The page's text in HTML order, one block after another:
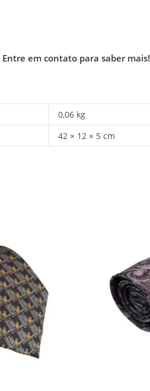
Entre em contato para saber mais!
0,06 kg
42 × 12 × 5 cm